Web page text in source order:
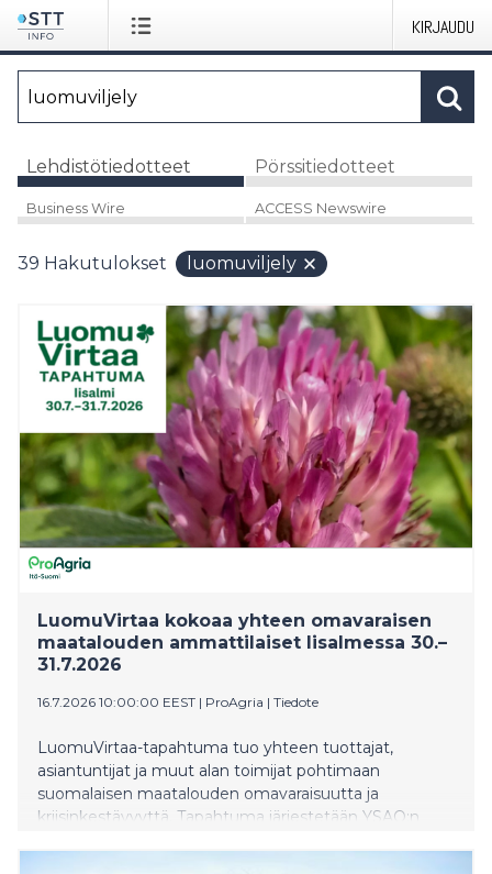
KIRJAUDU
Lehdistötiedotteet Pörssitiedotteet
Business Wire ACCESS Newswire
39 Hakutulokset luomuviljely
LuomuVirtaa kokoaa yhteen omavaraisen
maatalouden ammattilaiset Iisalmessa 30.–
31.7.2026
16.7.2026 10:00:00 EEST | ProAgria | Tiedote
LuomuVirtaa-tapahtuma tuo yhteen tuottajat,
asiantuntijat ja muut alan toimijat pohtimaan
suomalaisen maatalouden omavaraisuutta ja
kriisinkestävyyttä. Tapahtuma järjestetään YSAO:n